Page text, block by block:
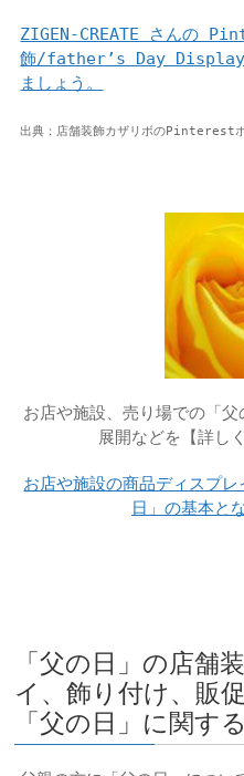
ZIGEN-CREATE さんの
飾/father’s Day Display
ましょう。
出典：店舗装飾カザリボのPinterestボ
お店や施設、売り場での「
展開などを【詳し
お店や施設の商品ディスプ
日」の基本と
「父の日」の店舗
イ、飾り付け、販
「父の日」に関す